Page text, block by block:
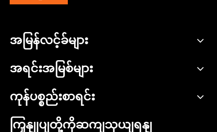
အမြန်လင့်ခ်များ
အရင်းအမြစ်များ
ကုန်ပစ္စည်းစာရင်း
ကြှနျုပျတို့ကိုဆကျသှယျရနျ